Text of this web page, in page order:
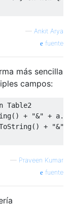
— Ankit Arya
fuente
más sencilla
campos:
Table2
() + "&" + a.
() + "&"
— Praveen Kumar
fuente